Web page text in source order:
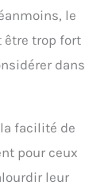
le
être trop fort
dans
facilité de
pour ceux
leur